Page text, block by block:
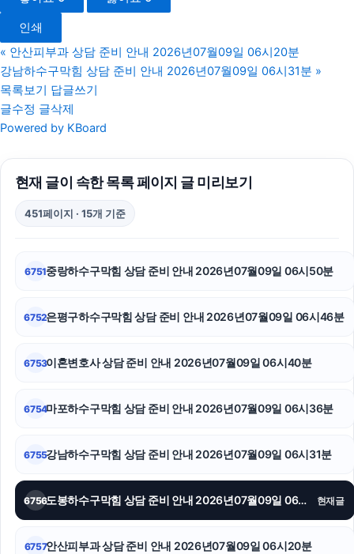
중랑구하수구막힘
서초구하수구막힘
애견파양
남양주이혼전문변호사
일산한의원
용산하수구막힘
이혼소송비용
인쇄
« 안산피부과 상담 준비 안내 2026년07월09일 06시20분
강남하수구막힘 상담 준비 안내 2026년07월09일 06시31분 »
목록보기
답글쓰기
글수정 글삭제
Powered by KBoard
현재 글이 속한 목록 페이지 글 미리보기
451페이지 · 15개 기준
6751중랑하수구막힘 상담 준비 안내 2026년07월09일 06시50분
6752은평구하수구막힘 상담 준비 안내 2026년07월09일 06시46분
6753이혼변호사 상담 준비 안내 2026년07월09일 06시40분
6754마포하수구막힘 상담 준비 안내 2026년07월09일 06시36분
6755강남하수구막힘 상담 준비 안내 2026년07월09일 06시31분
6756 도봉하수구막힘 상담 준비 안내 2026년07월09일 06시25분 현재글
6757안산피부과 상담 준비 안내 2026년07월09일 06시20분